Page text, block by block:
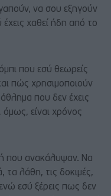
να σου εξηγούν
χαθεί ήδη από το
που εσύ θεωρείς
πώς χρησιμοποιούν
που δεν έχεις
όμως, είναι χρόνος
που ανακάλυψαν. Να
τα λάθη, τις δοκιμές,
εσύ ξέρεις πως δεν